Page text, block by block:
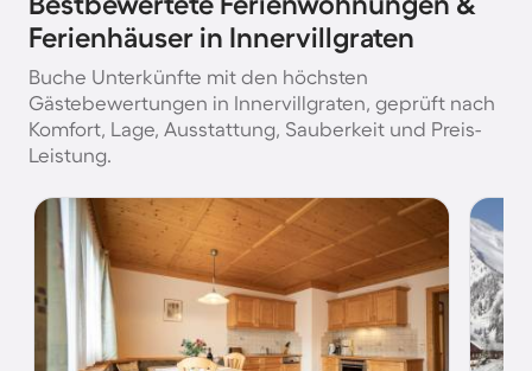
Ferienhäuser in Innervillgraten
Buche Unterkünfte mit den höchsten
Gästebewertungen in Innervillgraten, geprüft nach
Komfort, Lage, Ausstattung, Sauberkeit und Preis-
Leistung.